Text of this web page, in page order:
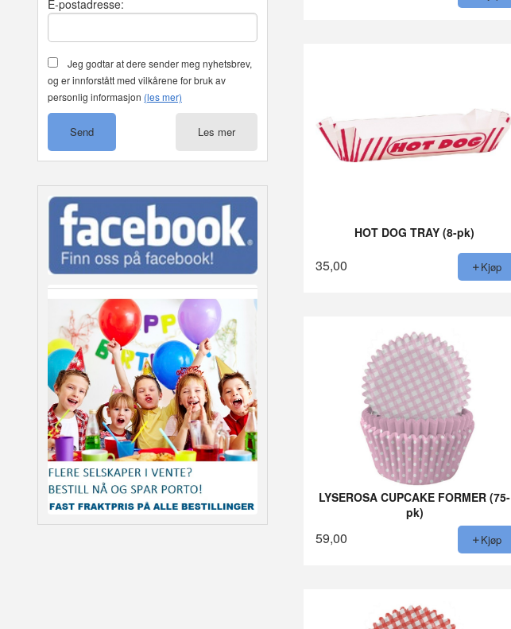
E-postadresse:
Jeg godtar at dere sender meg nyhetsbrev,
og er innforstått med vilkårene for bruk av
personlig informasjon (les mer)
Les mer
HOT DOG TRAY (8-pk)
35,00 Kjøp
LYSEROSA CUPCAKE FORMER (75-
pk)
59,00 Kjøp